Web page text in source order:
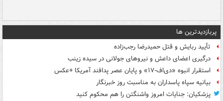
پربازدیدترین ها
تأیید ربایش و قتل حمیدرضا رجب‌زاده
درگیری اعضای داعش و نیروهای جولانی در سیده زینب
استقرار انبوه «دی‌اف‑۱۷» و پایان عصر پدافند آمریکا +عکس
بیانیه سپاه پاسداران به مناسبت روز خبرنگار
پزشکیان: جنایات امروز واشنگتن را هم محکوم کنید